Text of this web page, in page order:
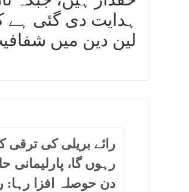
ہدایت دی گئی ہے
لین دین میں
رائے بریلی کی ترقی
رہوں گا، پارلیمانی
دن حوصلہ افزا رہا: